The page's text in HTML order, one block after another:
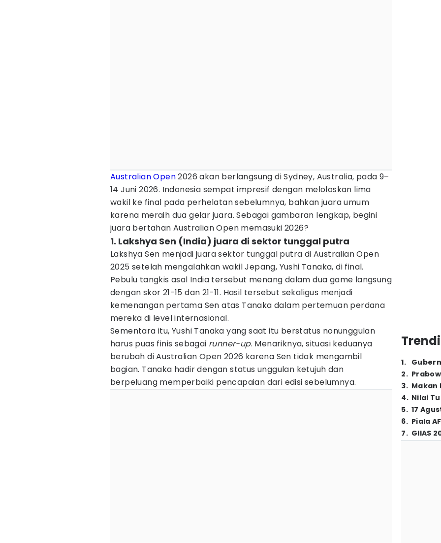
Australian Open2026 akan berlangsung di Sydney, Australia, pada 9–
14 Juni 2026. Indonesia sempat impresif dengan meloloskan lima
wakil ke final pada perhelatan sebelumnya, bahkan juara umum
karena meraih dua gelar juara. Sebagai gambaran lengkap, begini
juara bertahan Australian Open memasuki 2026?
1. Lakshya Sen (India) juara di sektor tunggal putra
Lakshya Sen menjadi juara sektor tunggal putra di Australian Open
2025 setelah mengalahkan wakil Jepang, Yushi Tanaka, di final.
Pebulu tangkis asal India tersebut menang dalam dua game langsung
dengan skor 21-15 dan 21-11. Hasil tersebut sekaligus menjadi
kemenangan pertama Sen atas Tanaka dalam pertemuan perdana
mereka di level internasional.
Sementara itu, Yushi Tanaka yang saat itu berstatus nonunggulan
harus puas finis sebagai runner-up. Menariknya, situasi keduanya
berubah di Australian Open 2026 karena Sen tidak mengambil
bagian. Tanaka hadir dengan status unggulan ketujuh dan
berpeluang memperbaiki pencapaian dari edisi sebelumnya.
1.
2.
3. Makan
4. Nilai
5. 17
6. Piala
7. GIIAS